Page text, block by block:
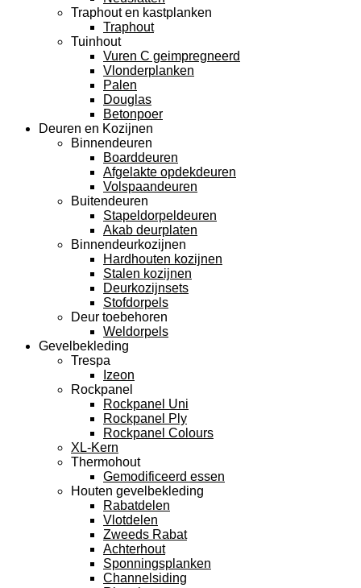
Traphout en kastplanken
Traphout
Tuinhout
Vuren C geimpregneerd
Vlonderplanken
Palen
Douglas
Betonpoer
Deuren en Kozijnen
Binnendeuren
Boarddeuren
Afgelakte opdekdeuren
Volspaandeuren
Buitendeuren
Stapeldorpeldeuren
Akab deurplaten
Binnendeurkozijnen
Hardhouten kozijnen
Stalen kozijnen
Deurkozijnsets
Stofdorpels
Deur toebehoren
Weldorpels
Gevelbekleding
Trespa
Izeon
Rockpanel
Rockpanel Uni
Rockpanel Ply
Rockpanel Colours
XL-Kern
Thermohout
Gemodificeerd essen
Houten gevelbekleding
Rabatdelen
Vlotdelen
Zweeds Rabat
Achterhout
Sponningsplanken
Channelsiding